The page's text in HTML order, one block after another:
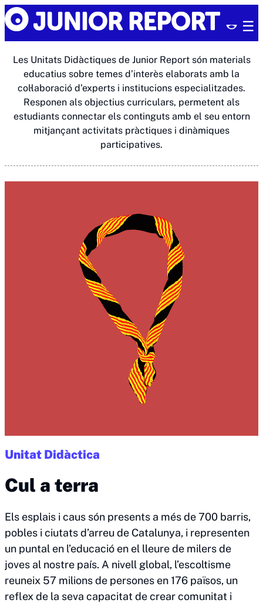
Skip
to
content
Junior
Report
Les Unitats Didàctiques de Junior Report són materials
educatius sobre temes d’interès elaborats amb la
col·laboració d’experts i institucions especialitzades.
Responen als objectius curriculars, permetent als
estudiants connectar els continguts amb el seu entorn
mitjançant activitats pràctiques i dinàmiques
participatives.
Unitat Didàctica
Cul a terra
Els esplais i caus són presents a més de 700 barris,
pobles i ciutats d’arreu de Catalunya, i representen
un puntal en l’educació en el lleure de milers de
joves al nostre país. A nivell global, l’escoltisme
reuneix 57 milions de persones en 176 països, un
reflex de la seva capacitat de crear comunitat i